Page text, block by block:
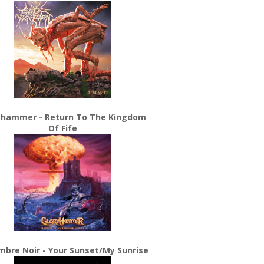
- Return To The Kingdom
Of Fife
Noir - Your Sunset/My Sunrise